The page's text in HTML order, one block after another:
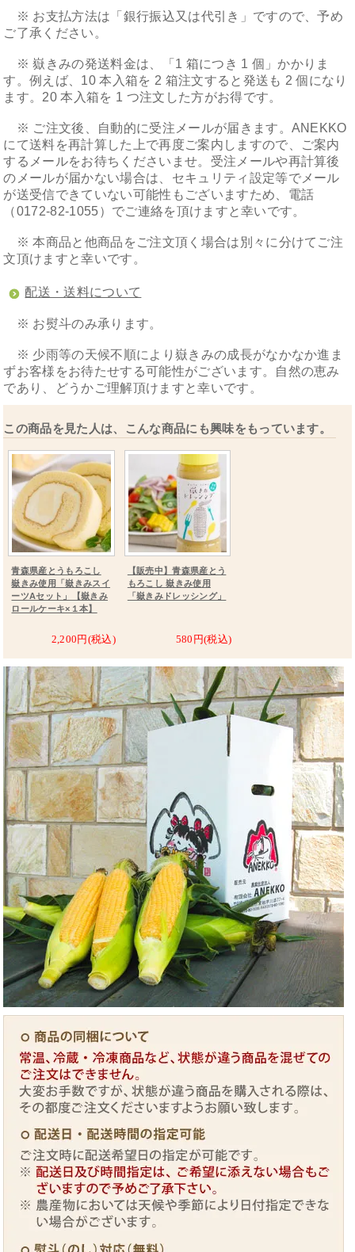
※ お支払方法は「銀行振込又は代引き」ですので、予め
ご了承ください。
※ 嶽きみの発送料金は、「1 箱につき 1 個」かかりま
す。例えば、10 本入箱を 2 箱注文すると発送も 2 個になり
ます。20 本入箱を 1 つ注文した方がお得です。
※ ご注文後、自動的に受注メールが届きます。ANEKKO
にて送料を再計算した上で再度ご案内しますので、ご案内
するメールをお待ちくださいませ。受注メールや再計算後
のメールが届かない場合は、セキュリティ設定等でメール
が送受信できていない可能性もございますため、電話
（0172-82-1055）でご連絡を頂けますと幸いです。
※ 本商品と他商品をご注文頂く場合は別々に分けてご注
文頂けますと幸いです。
配送・送料について
※ お熨斗のみ承ります。
※ 少雨等の天候不順により嶽きみの成長がなかなか進ま
ずお客様をお待たせする可能性がございます。自然の恵み
であり、どうかご理解頂けますと幸いです。
この商品を見た人は、こんな商品にも興味をもっています。
青森県産とうもろこし
嶽きみ使用「嶽きみスイ
ーツAセット」【嶽きみ
ロールケーキ×１本】
2,200円(税込)
【販売中】青森県産とう
もろこし 嶽きみ使用
「嶽きみドレッシング」
580円(税込)